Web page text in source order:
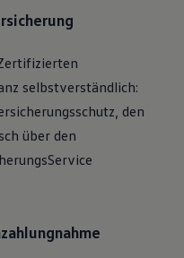
selbstverständlich:
den
über den